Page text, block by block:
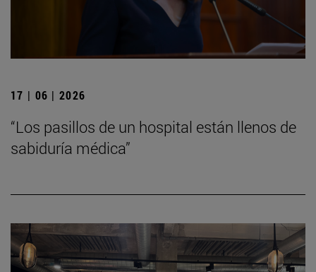
17 | 06 | 2026
“Los pasillos de un hospital están llenos de
sabiduría médica”